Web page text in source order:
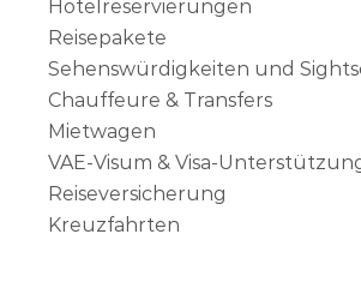
Hotelreservierungen
Reisepakete
Sehenswürdigkeiten und
Chauffeure & Transfers
Mietwagen
VAE-Visum & Visa-
Reiseversicherung
Kreuzfahrten